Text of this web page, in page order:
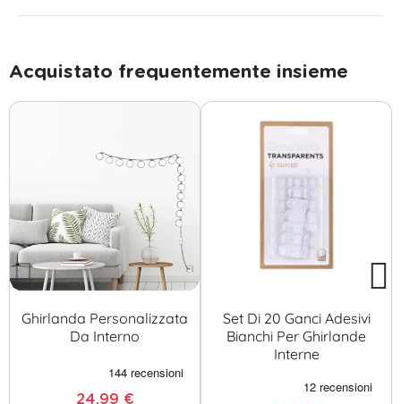
Acquistato frequentemente insieme
Ghirlanda Personalizzata
Da Interno
24,99 €
Set Di 20 Ganci Adesivi
Bianchi Per Ghirlande
Interne